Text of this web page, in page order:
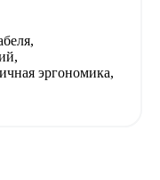
эргономика,